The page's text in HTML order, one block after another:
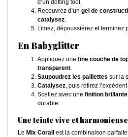
d’un dotting tool.
Recouvrez d’un gel de
catalysez.
Limez, dépoussiérez et terminez
En Babyglitter
Appliquez une fine couche de
transparent.
Saupoudrez les paillettes sur la
Catalysez, puis retirez
Scellez avec une finition brillante
durable.
Une teinte vive et harmonieuse
Le Mix Corail est la combinaison